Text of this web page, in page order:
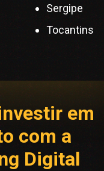
Sergipe
Tocantins
em
com a
Digital